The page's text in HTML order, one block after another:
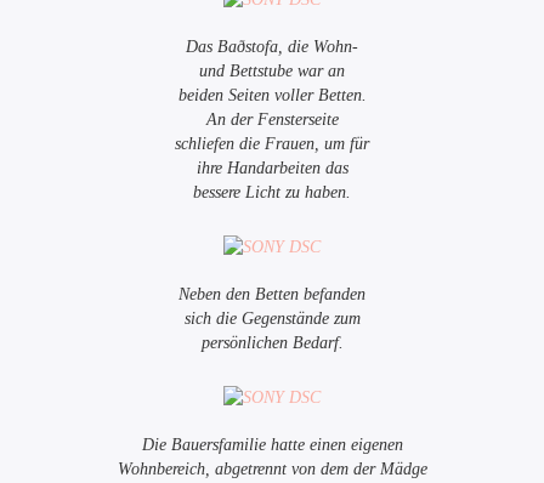
Das Baðstofa, die Wohn-
und Bettstube war an
beiden Seiten voller Betten.
An der Fensterseite
schliefen die Frauen, um für
ihre Handarbeiten das
bessere Licht zu haben.
Neben den Betten befanden
sich die Gegenstände zum
persönlichen Bedarf.
Die Bauersfamilie hatte einen eigenen
Wohnbereich, abgetrennt von dem der Mädge